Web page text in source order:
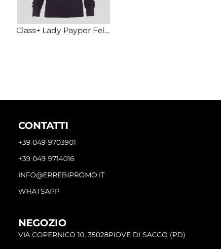
Class+ Lady Payper Felpa donna zip lunga in metallo Regular fit 70% cotone 30% poliestere 320gr
CONTATTI
+39 049 9703901
+39 049 9714016
INFO@ERREBIPROMO.IT
WHATSAPP
NEGOZIO
VIA COPERNICO 10, 35028PIOVE DI SACCO (PD)